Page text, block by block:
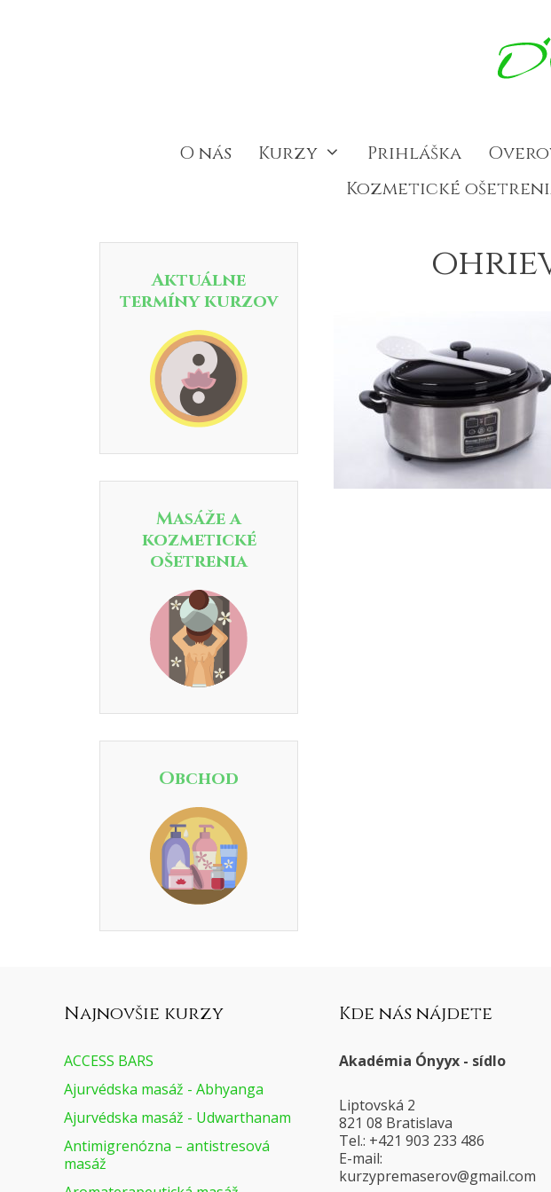
O nás Kurzy Prihláška
Kozmetické
Aktuálne
termíny kurzov
Masáže a
kozmetické
ošetrenia
Obchod
Najnovšie kurzy
ACCESS BARS
Ajurvédska masáž - Abhyanga
Ajurvédska masáž - Udwarthanam
Antimigrenózna – antistresová
masáž
Kde nás nájdete
Akadémia Ónyyx - sídlo
Liptovská 2
821 08 Bratislava
Tel.: +421 903 233 486
E-mail:
moc.liamg
@voresamerpyzruk